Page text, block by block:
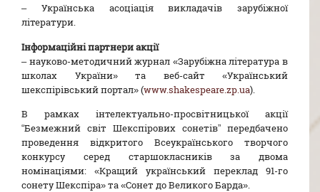
– Українська асоціація викладачів зарубіжної
літератури.
Інформаційні партнери акції
– науково-методичний журнал «Зарубіжна література в
школах України» та веб-сайт «Український
шекспірівський портал» (www.shakespeare.zp.ua).
В рамках інтелектуально-просвітницької акції
“Безмежний світ Шекспірових сонетів” передбачено
проведення відкритого Всеукраїнського творчого
конкурсу серед старшокласників за двома
номінаціями: «Кращий український переклад 91-го
сонету Шекспіра» та «Сонет до Великого Барда».